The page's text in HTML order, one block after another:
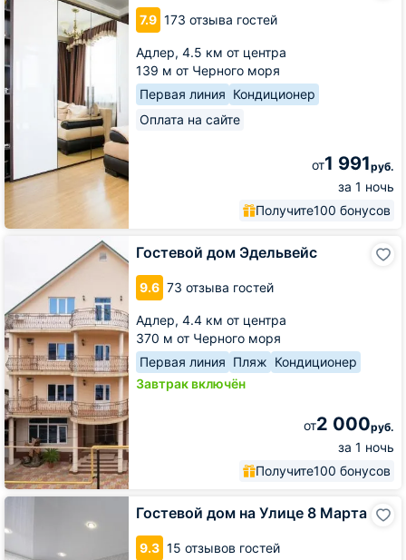
7.9 173 отзыва гостей
Адлер, 4.5 км от центра
139 м от Черного моря
Первая линия Кондиционер
Оплата на сайте
от1 991руб.
за 1 ночь
Получите100 бонусов
Астория
Гостевой дом Эдельвейс
9.6 73 отзыва гостей
Адлер, 4.4 км от центра
370 м от Черного моря
Первая линия Пляж Кондиционер
Завтрак включён
от2 000руб.
за 1 ночь
Получите100 бонусов
Эдельвейс
Гостевой дом на Улице 8 Марта
9.3 15 отзывов гостей
Гостевой
на
Улице